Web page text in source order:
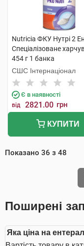
Nutricia ФКУ Нутрі 2
Спеціалізоване
454 г 1 банка
СШС Інтернаціонал
Є в наявності
від 2821.00 грн
КУПИТИ
Показано 36 з 48
Поширені
Яка ціна на